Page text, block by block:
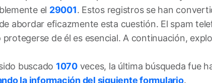
el 29001. Estos registros se han
abordar eficazmente esta cuestión. El spam
de él es esencial. A continuación,
buscado 1070veces, la última búsqueda fue
la información del siguiente formulario.